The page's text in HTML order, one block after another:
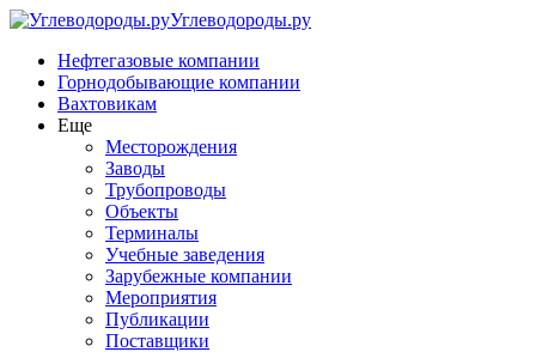
Углеводороды.ру
Нефтегазовые компании
Горнодобывающие компании
Вахтовикам
Еще
Месторождения
Заводы
Трубопроводы
Объекты
Терминалы
Учебные заведения
Зарубежные компании
Мероприятия
Публикации
Поставщики